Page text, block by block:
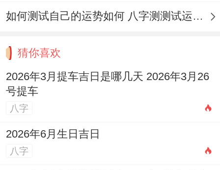
如何测试自己的运势如何 八字测测试运运程
猜你喜欢
2026年3月提车吉日是哪几天 2026年3月26
号提车
八字
2026年6月生日吉日
八字